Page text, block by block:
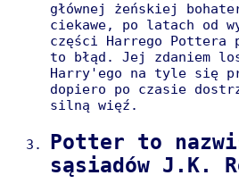
głównej żeńskiej
ciekawe, po latach od
części Harrego Pottera
to błąd. Jej zdaniem
Harry'ego na tyle się
dopiero po czasie
silną więź.
Potter to
sąsiadów J.K.